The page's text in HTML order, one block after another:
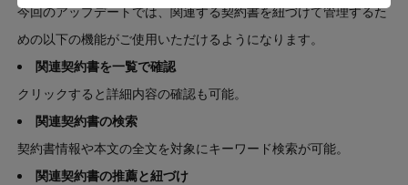
今回のアップデートでは、関連する契約書を紐づけて管理するた
めの以下の機能がご使用いただけるようになります。
関連契約書を一覧で確認
クリックすると詳細内容の確認も可能。
関連契約書の検索
契約書情報や本文の全文を対象にキーワード検索が可能。
関連契約書の推薦と紐づけ